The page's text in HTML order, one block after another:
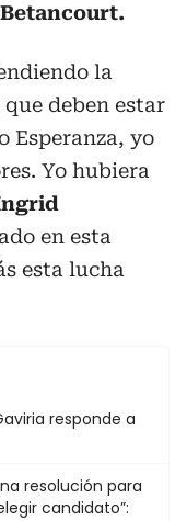
la
deben estar
Esperanza, yo
Yo hubiera
en esta
esta lucha
responde a
resolución para
candidato”: